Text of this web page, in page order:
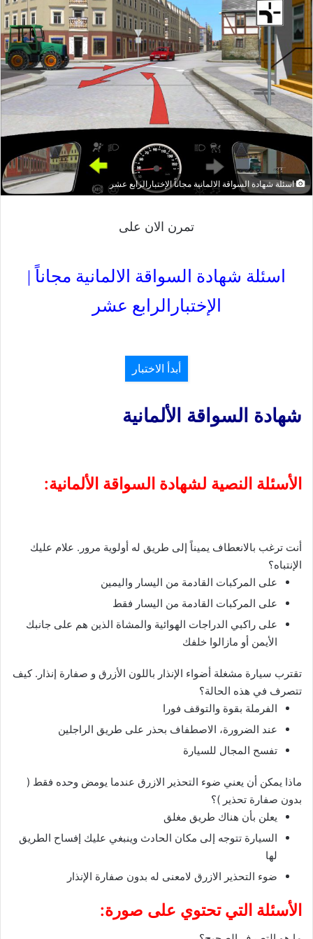
اسئلة شهادة السواقة الالمانية مجاناً الإختبارالرابع عشر
تمرن الان على
اسئلة شهادة السواقة الالمانية مجاناً |
الإختبارالرابع عشر
أبدأ الاختبار
شهادة السواقة الألمانية
الأسئلة النصية لشهادة السواقة الألمانية:
أنت ترغب بالانعطاف يميناً إلى طريق له أولوية مرور. علام عليك
الإنتباه؟
على المركبات القادمة من اليسار واليمين
على المركبات القادمة من اليسار فقط
على راكبي الدراجات الهوائية والمشاة الذين هم على جانبك
الأيمن أو مازالوا خلفك
تقترب سيارة مشغلة أضواء الإنذار باللون الأزرق و صفارة إنذار. كيف
تتصرف في هذه الحالة؟
الفرملة بقوة والتوقف فورا
عند الضرورة، الاصطفاف بحذر على طريق الراجلين
تفسح المجال للسيارة
ماذا يمكن أن يعني ضوء التحذير الازرق عندما يومض وحده فقط (
بدون صفارة تحذير )؟
يعلن بأن هناك طريق مغلق
السيارة تتوجه إلى مكان الحادث وينبغي عليك إفساح الطريق
لها
ضوء التحذير الازرق لامعنى له بدون صفارة الإنذار
الأسئلة التي تحتوي على صورة: